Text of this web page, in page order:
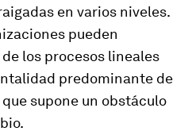
en varios niveles.
pueden
los procesos lineales
predominante de
supone un obstáculo